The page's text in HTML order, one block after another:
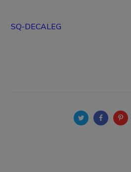
SQ-DECALEG